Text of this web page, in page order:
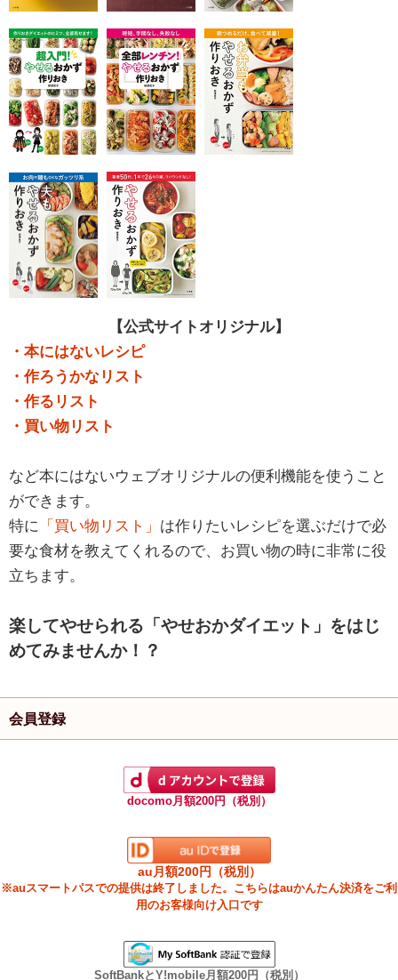
【公式サイトオリジナル】
・本にはないレシピ
・作ろうかなリスト
・作るリスト
・買い物リスト
など本にはないウェブオリジナルの便利機能を使うこと
ができます。
特に 「買い物リスト」 は作りたいレシピを選ぶだけで必
要な食材を教えてくれるので、お買い物の時に非常に役
立ちます。
楽してやせられる「やせおかダイエット」をはじ
めてみませんか！？
会員登録
docomo月額200円（税別）
au月額200円（税別）
※auスマートパスでの提供は終了しました。こちらはauかんたん決済をご利
用のお客様向け入口です
SoftBankとY!mobile月額200円（税別）